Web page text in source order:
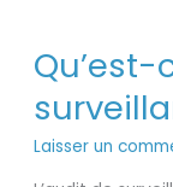
Qu’est-
Laisser un
ce
audit
de